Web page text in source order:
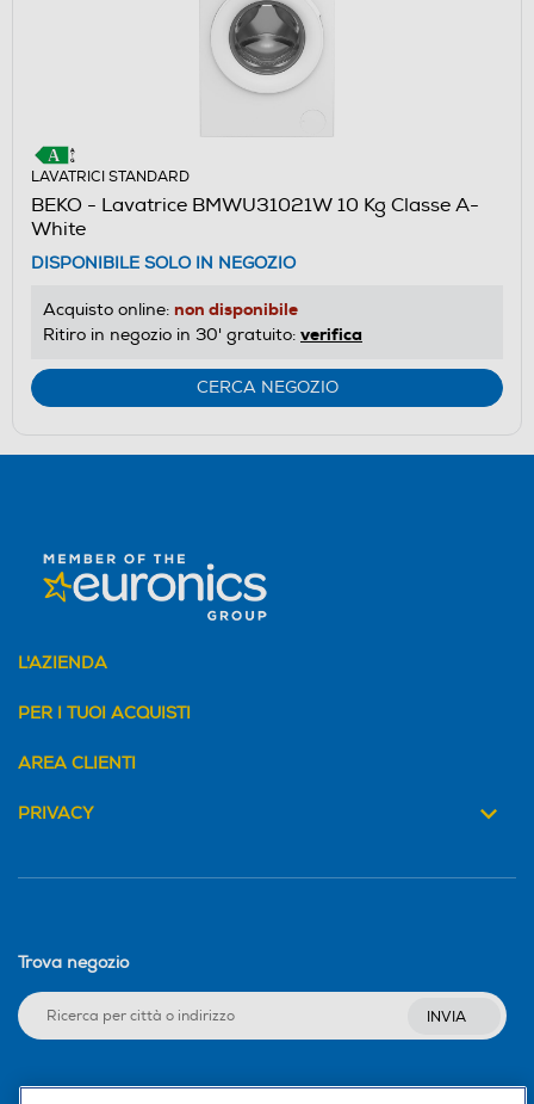
LAVATRICI STANDARD
BEKO - Lavatrice BMWU31021W 10 Kg Classe A-
White
DISPONIBILE SOLO IN NEGOZIO
Acquisto online: non disponibile
Ritiro in negozio in 30' gratuito: verifica
CERCA NEGOZIO
L'AZIENDA
PER I TUOI ACQUISTI
AREA CLIENTI
PRIVACY
Trova negozio
INVIA